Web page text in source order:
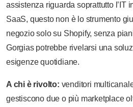
assistenza riguarda soprattutto l’IT
SaaS, questo non è lo strumento
negozio solo su Shopify, senza
Gorgias potrebbe rivelarsi una
esigenze quotidiane.
A chi è rivolto: venditori
gestiscono due o più marketplace